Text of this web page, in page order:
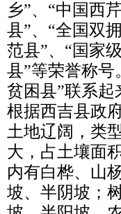
乡”、“中国西
县”、“全国双
范县”、“国家
县”等荣誉称
贫困县”联系起
根据西吉县政
土地辽阔，类
大，占土壤面
内有白桦、山
坡、半阴坡；